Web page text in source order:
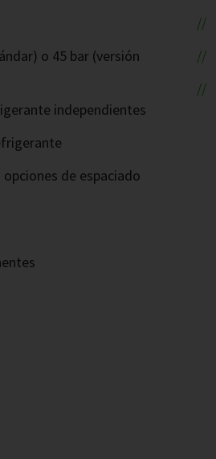
o 45 bar (versión
independientes
de espaciado